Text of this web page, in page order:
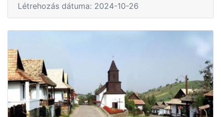
Létrehozás dátuma: 2024-10-26